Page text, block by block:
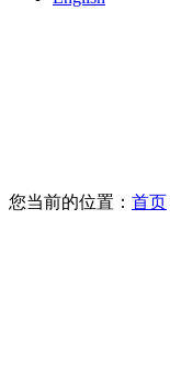
您当前的位置： 首页